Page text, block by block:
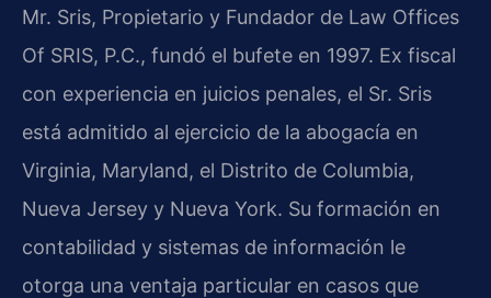
Mr. Sris, Propietario y Fundador de Law Offices
Of SRIS, P.C., fundó el bufete en 1997. Ex fiscal
con experiencia en juicios penales, el Sr. Sris
está admitido al ejercicio de la abogacía en
Virginia, Maryland, el Distrito de Columbia,
Nueva Jersey y Nueva York. Su formación en
contabilidad y sistemas de información le
otorga una ventaja particular en casos que